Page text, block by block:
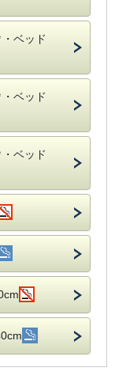
ベッド
ベッド
ベッド